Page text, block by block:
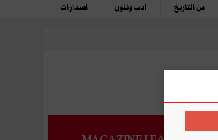
من التاريخ أدب وفنون اصدارات